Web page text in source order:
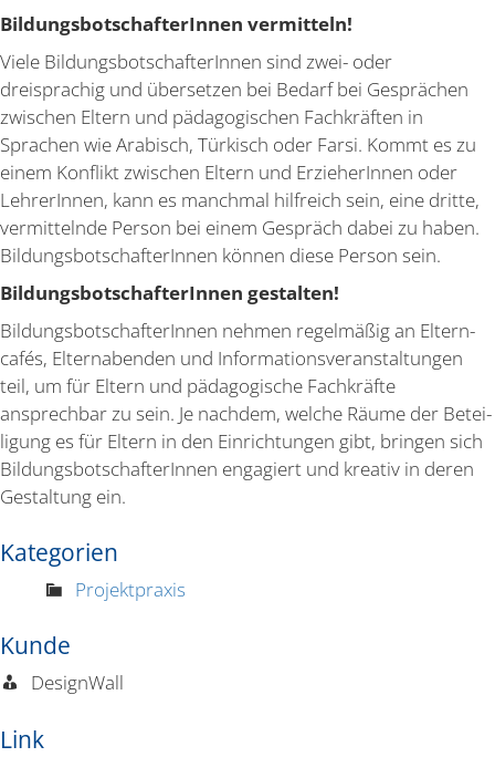
Bildungs­bot­schaf­te­rInnen vermitteln!
Viele Bildungs­bot­schaf­te­rInnen sind zwei- oder
dreisprachig und übersetzen bei Bedarf bei Gesprächen
zwischen Eltern und pädago­gi­schen Fachkräften in
Sprachen wie Arabisch, Türkisch oder Farsi. Kommt es zu
einem Konflikt zwischen Eltern und Erzie­he­rInnen oder
Lehre­rInnen, kann es manchmal hilfreich sein, eine dritte,
vermit­telnde Person bei einem Gespräch dabei zu haben.
Bildungs­bot­schaf­te­rInnen können diese Person sein.
Bildungs­bot­schaf­te­rInnen gestalten!
Bildungs­bot­schaf­te­rInnen nehmen regel­mäßig an Eltern­
cafés, Eltern­abenden und Infor­ma­ti­ons­ver­an­stal­tungen
teil, um für Eltern und pädago­gische Fachkräfte
ansprechbar zu sein. Je nachdem, welche Räume der Betei­
ligung es für Eltern in den Einrich­tungen gibt, bringen sich
Bildungs­bot­schaf­te­rInnen engagiert und kreativ in deren
Gestaltung ein.
Kategorien
Projektpraxis
Kunde
DesignWall
Link